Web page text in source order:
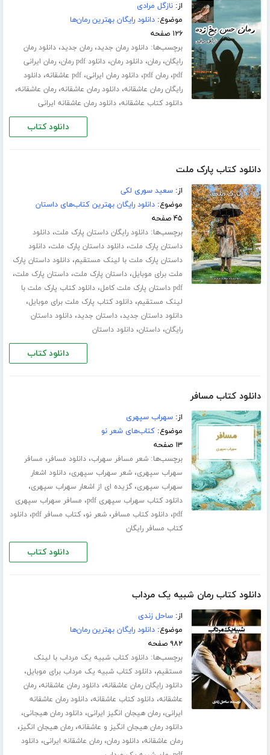
از:نازگل مرادی
موضوع:دانلود رایگان بهترین رمان‌ها
۱۲۶ صفحه
برچسب‌ها:دانلود رمان جدید،رمان جدید،دانلود رمان
رایگان،رمان،دانلود رمان،دانلود pdf رمان ،رمان ایرانی
pdf،رمان pdf ،دانلود رمان ایرانی،pdf عاشقانه ،دانلود
رایگان رمان عاشقانه،دانلود رمان عاشقانه،رمان عاشقانه،
دانلود کتاب عاشقانه،دانلود رمان عاشقانه ایرانی
دانلود کتاب
دانلود کتاب پارک ملت
از:سعید سوری لکی
موضوع:دانلود رایگان بهترین کتاب‌های داستان
۴۵ صفحه
برچسب‌ها:دانلود رایگان داستان پارک ملت،دانلود
داستان پارک ملت،دانلود داستان پارک ملت،دانلود
داستان پارک ملت با لینک مستقیم،دانلود داستان پارک
ملت برای موبایل،داستان پارک ملت،داستان پارک ملت،
pdf داستان پارک ملت کامل ،دانلود کتاب پارک ملت با
لینک مستقیم،دانلود کتاب پارک ملت برای موبایل،
دانلود داستان جدید،داستان جدید،دانلود داستان
رایگان،داستان،دانلود داستان
دانلود کتاب
دانلود کتاب مسافر
از:سهراب سپهری
موضوع:کتاب‌های شعر نو
۱۳ صفحه
برچسب‌ها:شعر مسافر سهراب،دانلود مسافر، مسافر
سهراب سپهری،شعر سهراب سپهری،دانلود اشعار
سهراب سپهری،گزیده ای از اشعار سهراب سپهری،
دانلود کتاب سهراب سپهری pdf ، مسافر سهراب سپهری
pdf،دانلود کتاب مسافر،شعر نو،کتاب مسافر pdf ،دانلود
کتاب مسافر رایگان
دانلود کتاب
دانلود کتاب رمان شبیه یک مرداب
از:ساحل زندی
موضوع:دانلود رایگان بهترین رمان‌ها
۹۸۲ صفحه
برچسب‌ها:دانلود کتاب شبیه یک مرداب با لینک
مستقیم،دانلود کتاب شبیه یک مرداب برای موبایل،
دانلود رایگان رمان عاشقانه،دانلود رمان عاشقانه،رمان
عاشقانه،دانلود کتاب عاشقانه،دانلود رمان عاشقانه
ایرانی،رمان هیجان انگیز ایرانی،دانلود رمان هیجانی،
دانلود رمان هیجان انگیز و عاشقانه،رمان هیجان انگیز،
رمان عاشقانه،دانلود رمان،رمان عاشقانه ایرانی،دانلود